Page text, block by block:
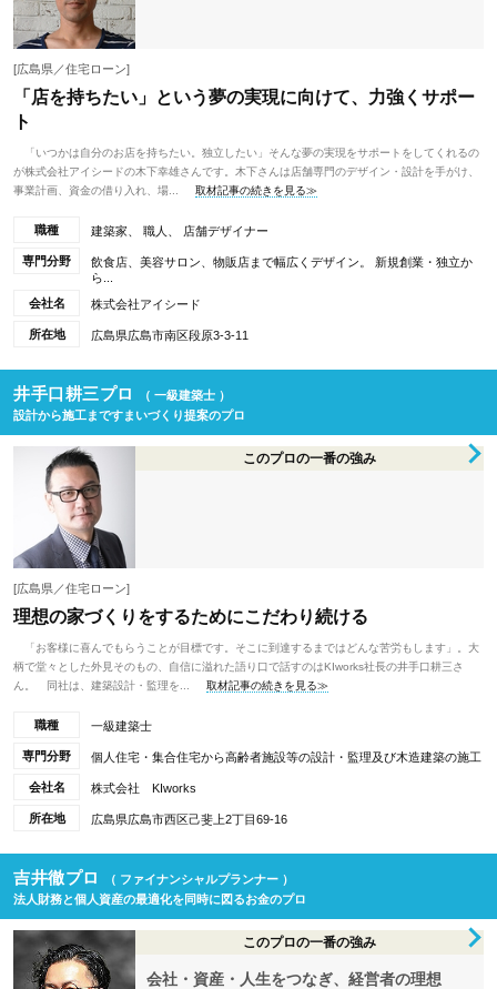
[広島県／住宅ローン]
「店を持ちたい」という夢の実現に向けて、力強くサポー
ト
「いつかは自分のお店を持ちたい。独立したい」そんな夢の実現をサポートをしてくれるの
が株式会社アイシードの木下幸雄さんです。木下さんは店舗専門のデザイン・設計を手がけ、
事業計画、資金の借り入れ、場...
取材記事の続きを見る≫
職種 建築家、 職人、 店舗デザイナー
専門分野
飲食店、美容サロン、物販店まで幅広くデザイン。 新規創業・独立か
ら...
会社名
株式会社アイシード
所在地 広島県広島市南区段原3‐3‐11
井手口耕三プロ
（ 一級建築士 ）
設計から施工まですまいづくり提案のプロ
このプロの一番の強み
[広島県／住宅ローン]
理想の家づくりをするためにこだわり続ける
「お客様に喜んでもらうことが目標です。そこに到達するまではどんな苦労もします」。大
柄で堂々とした外見そのもの、自信に溢れた語り口で話すのはKIworks社長の井手口耕三さ
ん。 同社は、建築設計・監理を...
取材記事の続きを見る≫
職種 一級建築士
専門分野 個人住宅・集合住宅から高齢者施設等の設計・監理及び木造建築の施工
会社名 株式会社 KIworks
所在地 広島県広島市西区己斐上2丁目69-16
吉井徹プロ
（ ファイナンシャルプランナー ）
法人財務と個人資産の最適化を同時に図るお金のプロ
このプロの一番の強み
会社・資産・人生をつなぎ、経営者の理想